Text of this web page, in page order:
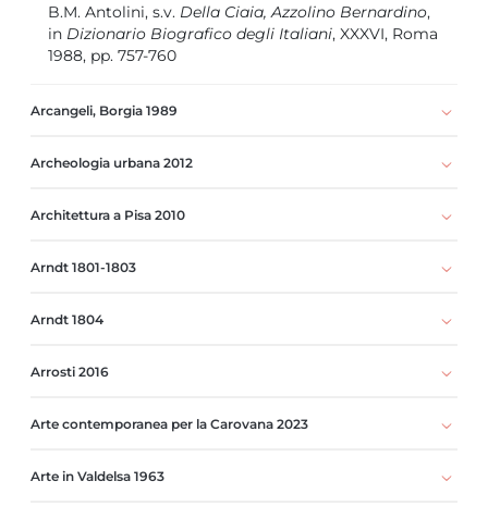
B.M. Antolini, s.v. Della Ciaia, Azzolino Bernardino,
in Dizionario Biografico degli Italiani, XXXVI, Roma
1988, pp. 757-760
Arcangeli, Borgia 1989
Archeologia urbana 2012
Architettura a Pisa 2010
Arndt 1801-1803
Arndt 1804
Arrosti 2016
Arte contemporanea per la Carovana 2023
Arte in Valdelsa 1963